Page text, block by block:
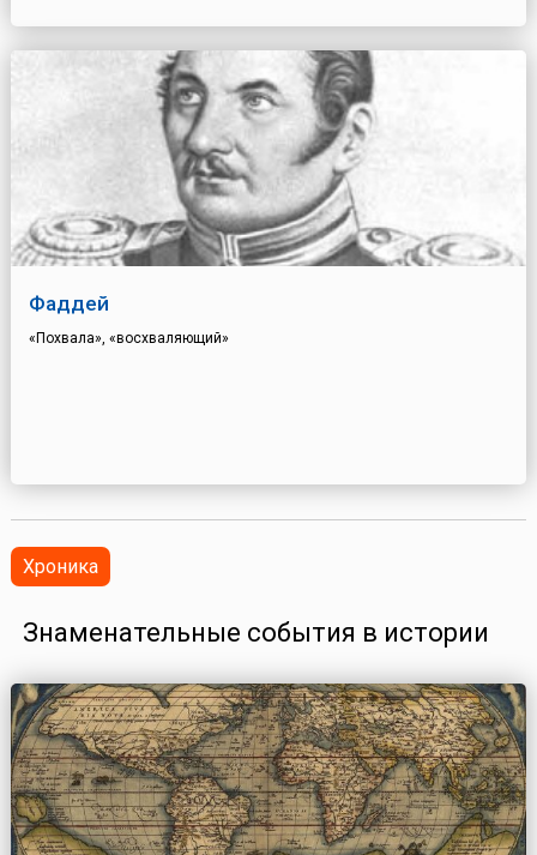
Фаддей
«Похвала», «восхваляющий»
Хроника
Знаменательные события в истории